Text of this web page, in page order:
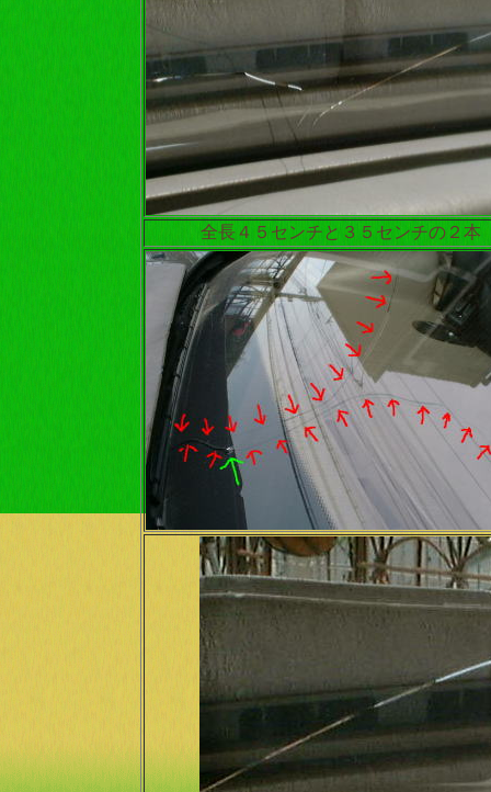
全長４５センチと３５センチの２本